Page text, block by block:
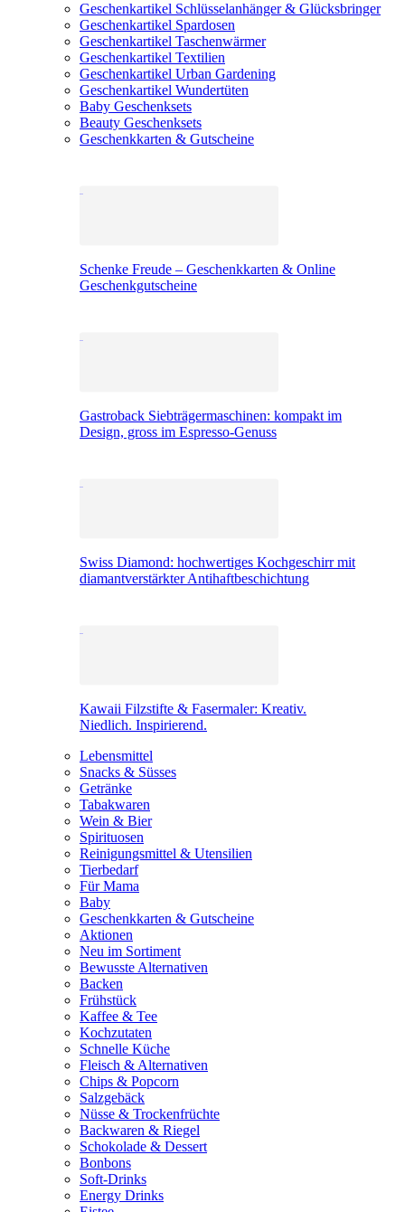
Geschenkartikel Schlüsselanhänger & Glücksbringer
Geschenkartikel Spardosen
Geschenkartikel Taschenwärmer
Geschenkartikel Textilien
Geschenkartikel Urban Gardening
Geschenkartikel Wundertüten
Baby Geschenksets
Beauty Geschenksets
Geschenkkarten & Gutscheine
Schenke Freude – Geschenkkarten & Online
Geschenkgutscheine
Gastroback Siebträgermaschinen: kompakt im
Design, gross im Espresso-Genuss
Swiss Diamond: hochwertiges Kochgeschirr mit
diamantverstärkter Antihaftbeschichtung
Kawaii Filzstifte & Fasermaler: Kreativ.
Niedlich. Inspirierend.
Lebensmittel
Snacks & Süsses
Getränke
Tabakwaren
Wein & Bier
Spirituosen
Reinigungsmittel & Utensilien
Tierbedarf
Für Mama
Baby
Geschenkkarten & Gutscheine
Aktionen
Neu im Sortiment
Bewusste Alternativen
Backen
Frühstück
Kaffee & Tee
Kochzutaten
Schnelle Küche
Fleisch & Alternativen
Chips & Popcorn
Salzgebäck
Nüsse & Trockenfrüchte
Backwaren & Riegel
Schokolade & Dessert
Bonbons
Soft-Drinks
Energy Drinks